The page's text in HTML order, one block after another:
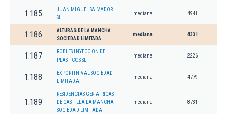
1.185
JUAN MIGUEL SALVADOR
SL
mediana 4941
1.186
ALTURAS DE LA MANCHA
SOCIEDAD LIMITADA
mediana 4331
1.187
ROBLES INYECCION DE
PLASTICOS SL
mediana 2226
1.188
EXPORTINIVAL SOCIEDAD
LIMITADA.
mediana 4779
1.189
RESIDENCIAS GERIATRICAS
DE CASTILLA LA MANCHA
SOCIEDAD LIMITADA
mediana 8731